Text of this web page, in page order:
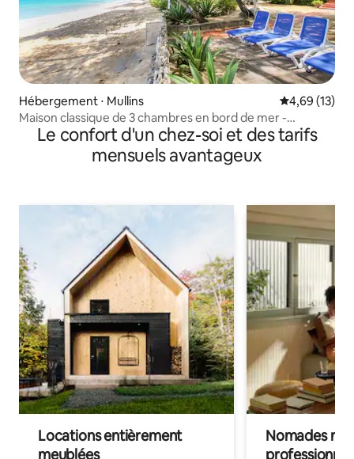
Hébergement ⋅ Mullins Évaluation
4,69 (13)
Maison classique de 3 chambres en bord de mer -
Whitecaps
Le confort d'un chez-soi et des tarifs
mensuels avantageux
Locations entièrement
meublées
Nomades